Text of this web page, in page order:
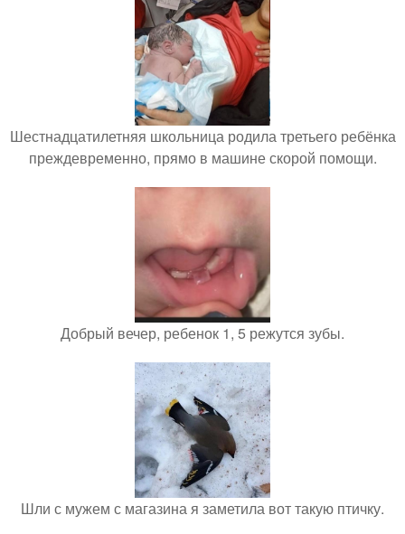
Шестнадцатилетняя школьница родила третьего ребёнка
преждевременно, прямо в машине скорой помощи.
Добрый вечер, ребенок 1, 5 режутся зубы.
Шли с мужем с магазина я заметила вот такую птичку.